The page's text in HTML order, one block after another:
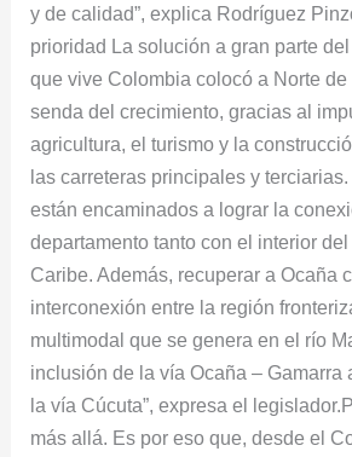
y de calidad”, explica Rodríguez
prioridad La solución a gran parte
que vive Colombia colocó a Norte
senda del crecimiento, gracias al
agricultura, el turismo y la
las carreteras principales y terciarias.
están encaminados a lograr la
departamento tanto con el interior
Caribe. Además, recuperar a Ocaña
interconexión entre la región
multimodal que se genera en el río
inclusión de la vía Ocaña – Gamarra
la vía Cúcuta”, expresa el
más allá. Es por eso que, desde el